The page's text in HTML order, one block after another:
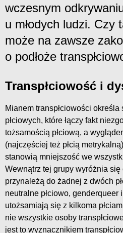
wczesnym
u młodych ludzi. Czy
może na zawsze
o podłoże
Transpłciowość i
Mianem transpłciowości
płciowych, które łączy fakt
tożsamością płciową, a
(najczęściej też płcią
stanowią mniejszość we
Wewnątrz tej grupy wyróżnia
przynależą do żadnej z dwóch
neutralne płciowo, genderqueer
utożsamiają się z kilkoma
nie wszystkie osoby
jest to wyznacznikiem